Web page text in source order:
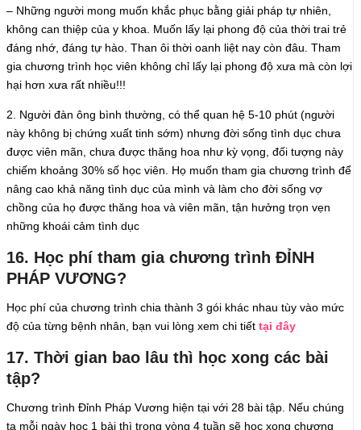
– Những người mong muốn khắc phục bằng giải pháp tự nhiên,
không can thiệp của y khoa. Muốn lấy lại phong độ của thời trai trẻ
đáng nhớ, đáng tự hào. Than ôi thời oanh liệt nay còn đâu. Tham
gia chương trình học viên không chỉ lấy lại phong độ xưa mà còn lợi
hại hơn xưa rất nhiều!!!
2. Người đàn ông bình thường, có thể quan hệ 5-10 phút (người
này không bị chứng xuất tinh sớm) nhưng đời sống tình dục chưa
được viên mãn, chưa được thăng hoa như kỳ vọng, đối tượng này
chiếm khoảng 30% số học viên. Họ muốn tham gia chương trình để
nâng cao khả năng tình dục của mình và làm cho đời sống vợ
chồng của họ được thăng hoa và viên mãn, tận hưởng trọn vẹn
những khoái cảm tình dục
16. Học phí tham gia chương trình ĐỈNH
PHÁP VƯƠNG?
Học phí của chương trình chia thành 3 gói khác nhau tùy vào mức
độ của từng bệnh nhân, bạn vui lòng xem chi tiết tại đây
17. Thời gian bao lâu thì học xong các bài
tập?
Chương trình Đỉnh Pháp Vương hiện tại với 28 bài tập. Nếu chúng
ta mỗi ngày học 1 bài thì trong vòng 4 tuần sẽ học xong chương